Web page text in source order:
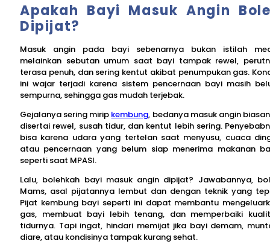
Apakah Bayi Masuk Angin
Dipijat?
Masuk angin pada bayi sebenarnya bukan istilah
melainkan sebutan umum saat bayi tampak rewel,
terasa penuh, dan sering kentut akibat penumpukan gas.
ini wajar terjadi karena sistem pencernaan bayi masih
sempurna, sehingga gas mudah terjebak.
Gejalanya sering mirip kembung, bedanya masuk angin
disertai rewel, susah tidur, dan kentut lebih sering.
bisa karena udara yang tertelan saat menyusu, cuaca
atau pencernaan yang belum siap menerima makanan
seperti saat MPASI.
Lalu, bolehkah bayi masuk angin dipijat? Jawabannya,
Mams, asal pijatannya lembut dan dengan teknik yang
Pijat kembung bayi seperti ini dapat membantu
gas, membuat bayi lebih tenang, dan memperbaiki
tidurnya. Tapi ingat, hindari memijat jika bayi demam,
diare, atau kondisinya tampak kurang sehat.